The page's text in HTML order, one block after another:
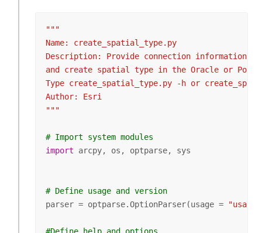
"""
Name: create_spatial_type.py
Description: Provide connection information
and create spatial type in the Oracle or
Type create_spatial_type.py -h or
Author: Esri
"""
# Import system modules
import arcpy, os, optparse, sys
# Define usage and version
parser = optparse.OptionParser(usage =